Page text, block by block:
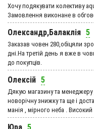
Хочу подякувати колективу
Замовлення виконане в
Олександр,Балаклія 5
Заказав човен 280,обіцяли
дні.На третій день я вже в
до покупців.
Олексій 5
Дякую магазину та
новорічну знижку та ще і
манія , мірного неба . Високий